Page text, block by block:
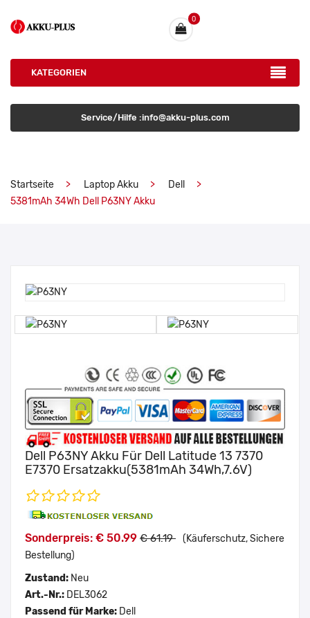
0
KATEGORIEN
Service/Hilfe :info@akku-plus.com
Startseite Laptop Akku
Dell
5381mAh 34Wh Dell P63NY Akku
Dell P63NY Akku Für Dell Latitude 13 7370
E7370 Ersatzakku(5381mAh 34Wh,7.6V)
Sonderpreis: € 50.99 € 61.19 (Käuferschutz, Sichere
Bestellung)
Zustand: Neu
Art.-Nr.: DEL3062
Passend für Marke: Dell